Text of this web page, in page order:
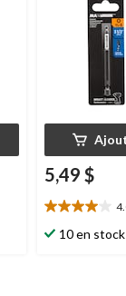
5,49 $
4.0
étoile(s)
10 en stock